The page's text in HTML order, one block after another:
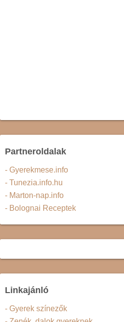
Partneroldalak
- Gyerekmese.info
- Tunezia.info.hu
- Marton-nap.info
- Bolognai Receptek
Linkajánló
- Gyerek színezők